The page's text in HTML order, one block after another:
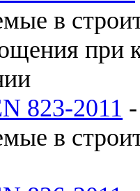
в
при
823-2011
в